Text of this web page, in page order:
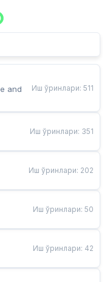
and
Иш ўринлари: 511
Иш ўринлари: 351
Иш ўринлари: 202
Иш ўринлари: 50
Иш ўринлари: 42